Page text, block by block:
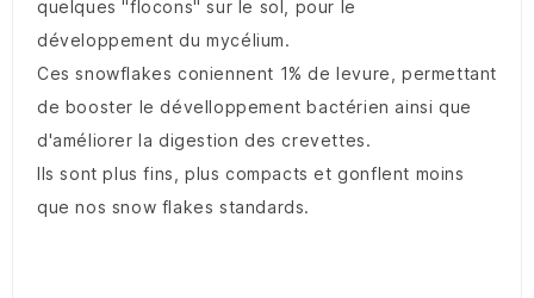
quelques "flocons" sur le sol, pour le
développement du mycélium.
Ces snowflakes coniennent 1% de levure, permettant
de booster le dévelloppement bactérien ainsi que
d'améliorer la digestion des crevettes.
Ils sont plus fins, plus compacts et gonflent moins
que nos snow flakes standards.